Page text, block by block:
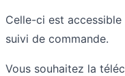
Celle-ci est
suivi de commande.
Vous souhaitez la